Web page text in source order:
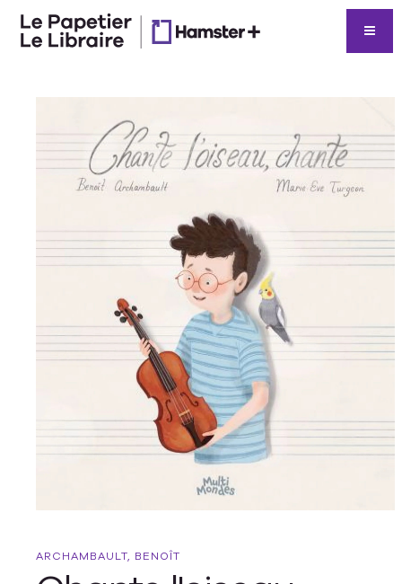
ARCHAMBAULT, BENOÎT